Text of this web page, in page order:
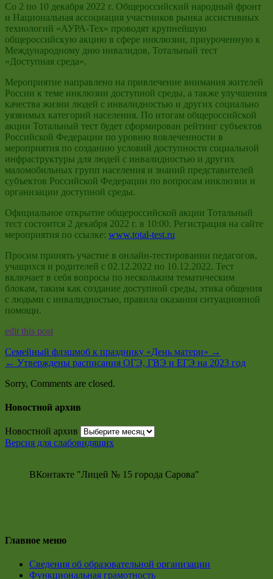
Со 2 по 10 декабря 2022 г. Общероссийский народный фронт
и Национальная ассоциация участников рынка ассистивных
технологий «АУРА-Тех» проводят крупнейшую
общероссийскую акцию в сфере инклюзии, приуроченную к
Международному дню инвалидов, Тотальный тест
«Доступная среда».
Мероприятие направлено на привлечение внимания жителей
России к теме инклюзии доступной среды, а также улучшения
качества жизни людей с инвалидностью и других социально
уязвимых категорий населения. По итогам общероссийской
акции Тотальный тест будет сформирован рейтинг субъектов
Российской Федерации по уровню вовлеченности в
мероприятия по созданию условий доступности социальной
инфраструктуры для людей с инвалидностью и других
маломобильных групп населения и знаний представителей
субъектов Российской Федерации по вопросам инклюзии и
организации доступной среды.
Официальное открытие общероссийской акции Тотальный
тест состоится 2 декабря 2022 г. в 10:00. Регистрация на сайте
мероприятия по ссылке: www.total-test.ru
Просим принять участие в онлайн-тестировании педагогов,
учащихся и родителей с 02.12.2022 по 10.12.2022. Тест
включает в себя вопросы по нескольким тематическим
блокам, таким как создание доступной среды, этика общения
с людьми с инвалидностью, правила оказания ситуационной
помощи.
edit this post
Семейный флэшмоб к празднику «День матери» →
← Утверждены расписания ОГЭ, ГВЭ и ЕГЭ на 2023 год
Sorry, Comments are closed.
Новостной архив
Новостной архив
Версия для слабовидящих
ВКонтакте "Лицей № 15 города Сарова"
Главное меню
Сведения об образовательной организации
Функциональная грамотность